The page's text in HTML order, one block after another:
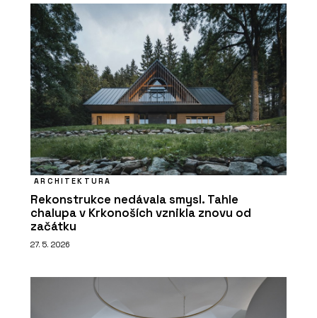
ARCHITEKTURA
Rekonstrukce nedávala smysl. Tahle
chalupa v Krkonoších vznikla znovu od
začátku
27. 5. 2026